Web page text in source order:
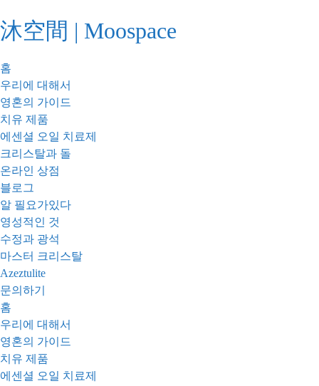
텐
츠
건
너
뛰
기
沐空間 | Moospace
홈
우리에 대해서
영혼의 가이드
치유 제품
에센셜 오일 치료제
크리스탈과 돌
온라인 상점
블로그
알 필요가있다
영성적인 것
수정과 광석
마스터 크리스탈
Azeztulite
문의하기
홈
우리에 대해서
영혼의 가이드
치유 제품
에센셜 오일 치료제